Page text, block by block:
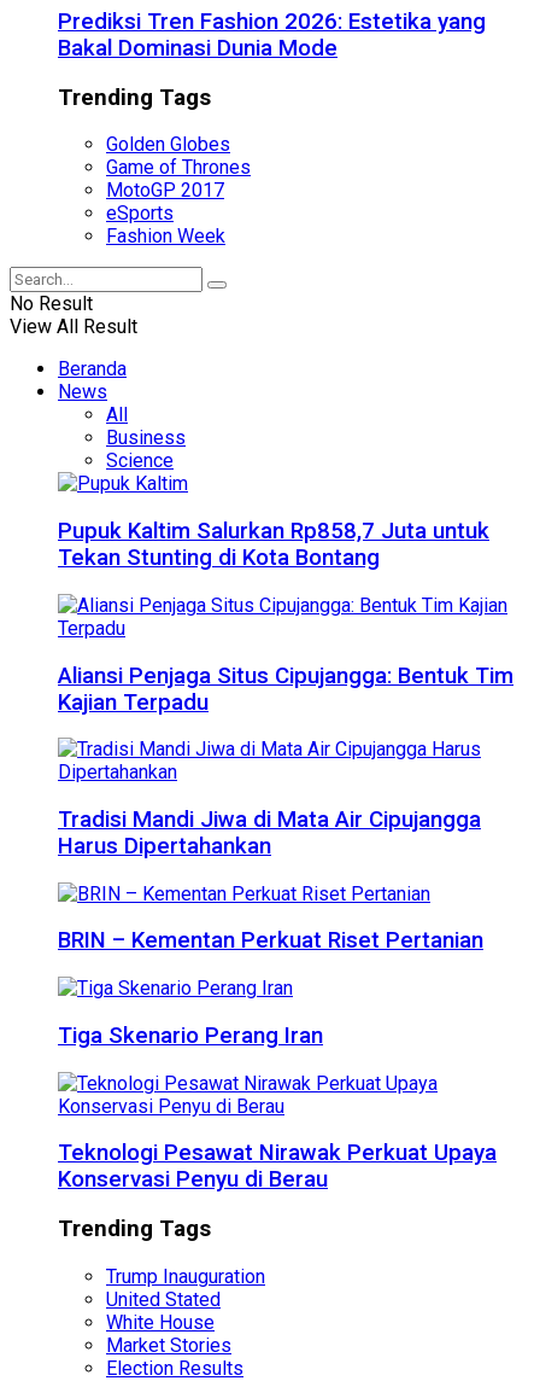
Prediksi Tren Fashion 2026: Estetika yang
Bakal Dominasi Dunia Mode
Trending Tags
Golden Globes
Game of Thrones
MotoGP 2017
eSports
Fashion Week
No Result
View All Result
Beranda
News
All
Business
Science
Pupuk Kaltim Salurkan Rp858,7 Juta untuk
Tekan Stunting di Kota Bontang
Aliansi Penjaga Situs Cipujangga: Bentuk Tim
Kajian Terpadu
Tradisi Mandi Jiwa di Mata Air Cipujangga
Harus Dipertahankan
BRIN – Kementan Perkuat Riset Pertanian
Tiga Skenario Perang Iran
Teknologi Pesawat Nirawak Perkuat Upaya
Konservasi Penyu di Berau
Trending Tags
Trump Inauguration
United Stated
White House
Market Stories
Election Results